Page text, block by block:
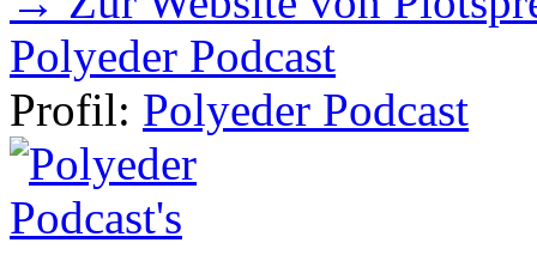
Polyeder Podcast
Profil: Polyeder Podcast